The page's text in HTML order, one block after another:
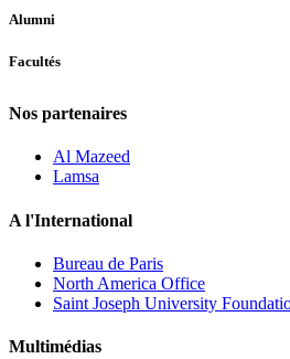
Alumni
Facultés
Nos partenaires
Al Mazeed
Lamsa
A l'International
Bureau de Paris
North America Office
Saint Joseph University
Multimédias